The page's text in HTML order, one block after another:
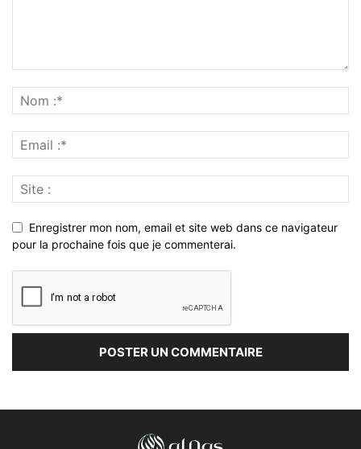
Enregistrer mon nom, email et site web dans ce navigateur
pour la prochaine fois que je commenterai.